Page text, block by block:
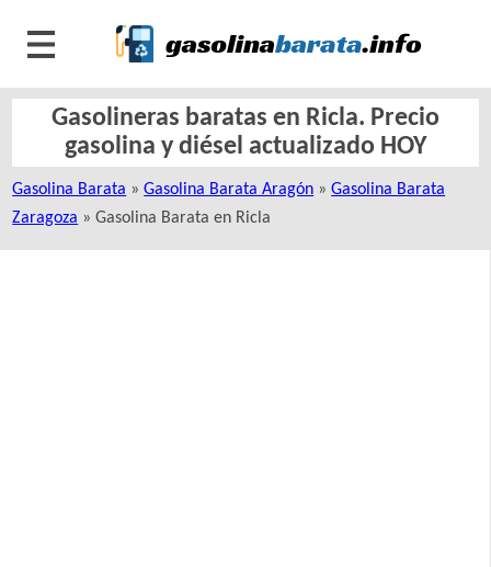
Gasolineras baratas en Ricla. Precio
gasolina y diésel actualizado HOY
Gasolina Barata »Gasolina Barata Aragón »Gasolina Barata
Zaragoza » Gasolina Barata en Ricla